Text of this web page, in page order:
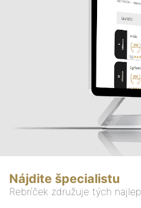
Nájdite špecialistu
Rebríček združuje tých